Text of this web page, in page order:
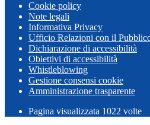
Cookie policy
Note legali
Informativa Privacy
Ufficio Relazioni con il
Dichiarazione di accessibilità
Obiettivi di accessibilità
Whistleblowing
Gestione consensi cookie
Amministrazione trasparente
Pagina visualizzata 1022 volte